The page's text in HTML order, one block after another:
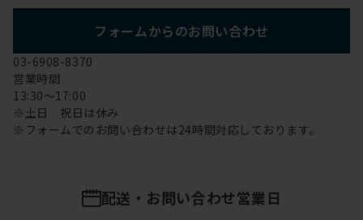
フォームからのお問い合わせ
03-6908-8370
営業時間
13:30～17:00
※土日 祝日は休み
※フォームでのお問い合わせは24時間対応しております。
配送・お問い合わせ営業日